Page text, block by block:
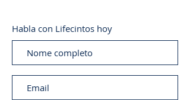
Habla con Lifecintos hoy